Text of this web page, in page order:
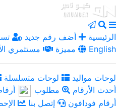
الرئيسية أضف رقم جديد
مميزة
مستثمري English
لوحات مواليد لوحات متسلسلة
أحدث الأرقام
مطلوب
أرقام فودافون
إتصل بنا